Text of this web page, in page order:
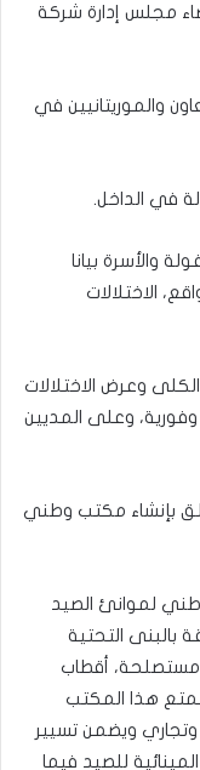
مجلس إدارة شركة
والموريتانيين في
في الداخل.
والأسرة بيانا
الاختلالات
وعرض الاختلالات
وفورية، وعلى المديين
بإنشاء مكتب وطني
لموانئ الصيد
التحتية
مستصلحة، أقطاب
هذا المكتب
ويضمن تسيير
للصيد فيما